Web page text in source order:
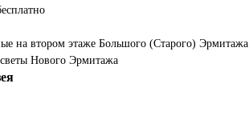
на втором этаже Большого (Старого) Эрмитажа
Нового Эрмитажа